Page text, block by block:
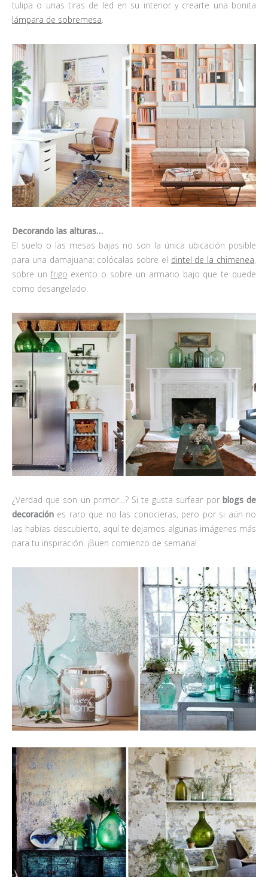
tulipa o unas tiras de led en su interior y crearte una bonita
lámpara de sobremesa.
Decorando las alturas…
El suelo o las mesas bajas no son la única ubicación posible
para una damajuana: colócalas sobre el dintel de la chimenea,
sobre un frigo exento o sobre un armario bajo que te quede
como desangelado.
¿Verdad que son un primor…? Si te gusta surfear por blogs de
decoración es raro que no las conocieras, pero por si aún no
las habías descubierto, aquí te dejamos algunas imágenes más
para tu inspiración. ¡Buen comienzo de semana!